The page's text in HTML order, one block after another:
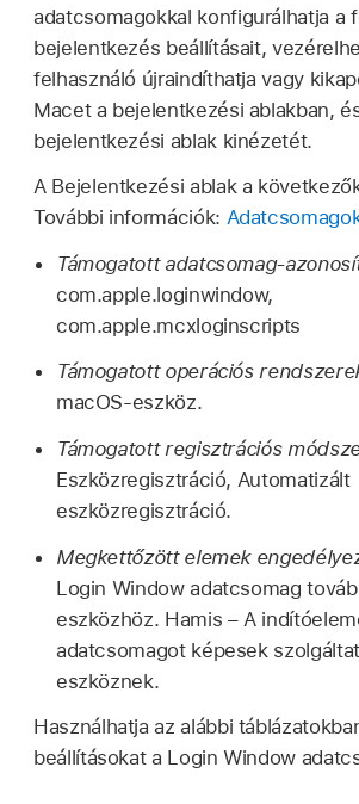
adatcsomagokkal konfigurálhatja a
bejelentkezés beállításait,
felhasználó újraindíthatja vagy
Macet a bejelentkezési ablakban,
bejelentkezési ablak kinézetét.
A Bejelentkezési ablak a
További információk:
Támogatott adatcsomag-
com.apple.loginwindow,
com.apple.mcxloginscripts
Támogatott operációs
macOS-eszköz.
Támogatott regisztrációs
Eszközregisztráció, Automatizált
eszközregisztráció.
Megkettőzött elemek
Login Window adatcsomag
eszközhöz. Hamis – A
adatcsomagot képesek
eszköznek.
Használhatja az alábbi
beállításokat a Login Window